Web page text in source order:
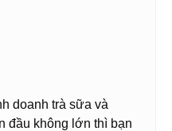
doanh trà sữa và
đầu không lớn thì bạn